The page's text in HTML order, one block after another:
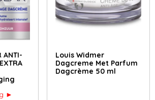
ANTI-
►
Louis Widmer
Dagcreme Met Parfum
Dagcrème 50 ml